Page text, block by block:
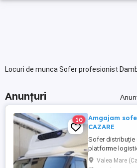
Locuri de munca Sofer profesionist
Anunțuri
10
Amgajam
CAZARE
Sofer distribuție
platforme
Mare, langa
de gaini oua
Valea Mare